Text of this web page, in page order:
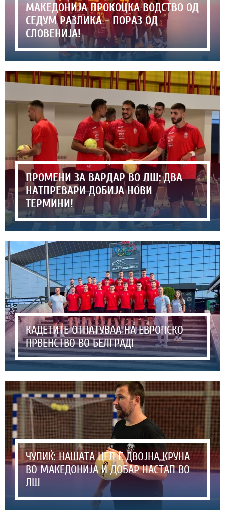
МАКЕДОНИЈА ПРОКОЦКА ВОДСТВО ОД
СЕДУМ РАЗЛИКА - ПОРАЗ ОД
СЛОВЕНИЈА!
ПРОМЕНИ ЗА ВАРДАР ВО ЛШ: ДВА
НАТПРЕВАРИ ДОБИЈА НОВИ
ТЕРМИНИ!
КАДЕТИТЕ ОТПАТУВАА НА ЕВРОПСКО
ПРВЕНСТВО ВО БЕЛГРАД!
ЧУПИЌ: НАШАТА ЦЕЛ Е ДВОЈНА КРУНА
ВО МАКЕДОНИЈА И ДОБАР НАСТАП ВО
ЛШ